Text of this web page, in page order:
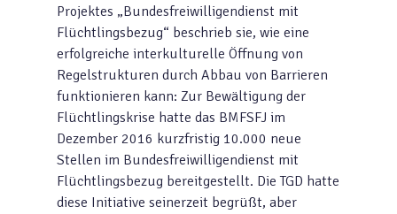
Projektes „Bundesfreiwilligendienst mit
Flüchtlingsbezug“ beschrieb sie, wie eine
erfolgreiche interkulturelle Öffnung von
Regelstrukturen durch Abbau von Barrieren
funktionieren kann: Zur Bewältigung der
Flüchtlingskrise hatte das BMFSFJ im
Dezember 2016 kurzfristig 10.000 neue
Stellen im Bundesfreiwilligendienst mit
Flüchtlingsbezug bereitgestellt. Die TGD hatte
diese Initiative seinerzeit begrüßt, aber